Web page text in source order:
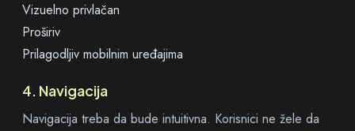
Vizuelno privlačan
Proširiv
Prilagodljiv mobilnim uređajima
4. Navigacija
Navigacija treba da bude intuitivna. Korisnici ne žele da